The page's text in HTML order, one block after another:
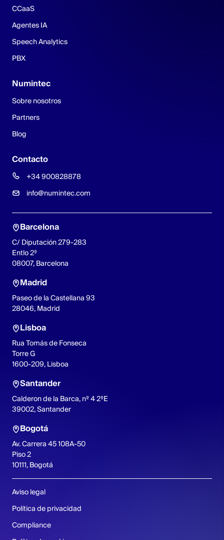
CCaaS
Agentes IA
Speech Analytics
PBX
Numintec
Sobre nosotros
Partners
Blog
Contacto
+34 900828878
info@numintec.com
Barcelona
C/ Diputación 279-283
Entlo 2º
08007, Barcelona
Madrid
Paseo de la Castellana 93
28046, Madrid
Lisboa
Rua Tomás de Fonseca
Torre G
1600-209, Lisboa
Santander
Calderon de la Barca, nº 4 2ºE
39002, Santander
Bogotá
Av. Carrera 45 108A-50
Piso 2
10111, Bogotá
Aviso legal
Política de privacidad
Compliance